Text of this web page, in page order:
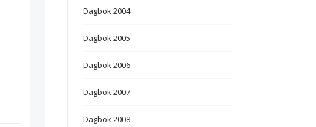
Dagbok 2004
Dagbok 2005
Dagbok 2006
Dagbok 2007
Dagbok 2008